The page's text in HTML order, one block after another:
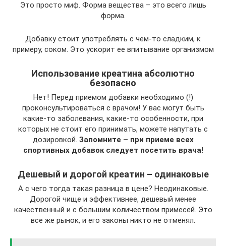
Это просто миф. Форма вещества – это всего лишь
форма.
Добавку стоит употреблять с чем-то сладким, к
примеру, соком. Это ускорит ее впитывание организмом
Использование креатина абсолютно
безопасно
Нет! Перед приемом добавки необходимо (!)
проконсультироваться с врачом! У вас могут быть
какие-то заболевания, какие-то особенности, при
которых не стоит его принимать, можете напутать с
дозировкой. Запомните – при приеме всех
спортивных добавок следует посетить врача!
Дешевый и дорогой креатин – одинаковые
А с чего тогда такая разница в цене? Неодинаковые.
Дорогой чище и эффективнее, дешевый менее
качественный и с большим количеством примесей. Это
все же рынок, и его законы никто не отменял.